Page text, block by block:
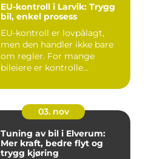
EU-kontroll i Larvik: Trygg
bil, enkel prosess
EU-kontroll er lovpålagt,
men den handler ikke bare
om regler. For mange
bileiere er kontrolle...
03. nov
Tuning av bil i Elverum:
Mer kraft, bedre flyt og
trygg kjøring